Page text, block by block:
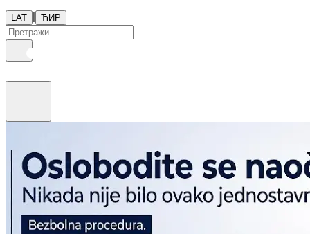
LAT | ЋИР